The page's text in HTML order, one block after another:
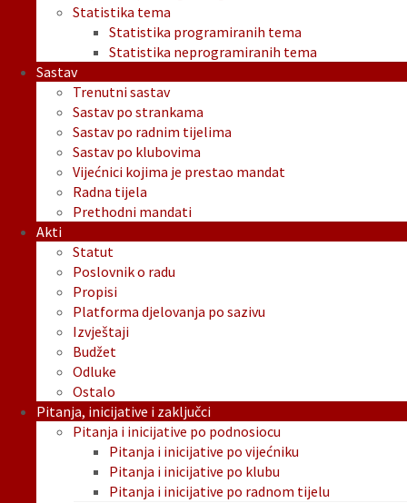
Statistika tema
Statistika programiranih tema
Statistika neprogramiranih tema
Sastav
Trenutni sastav
Sastav po strankama
Sastav po radnim tijelima
Sastav po klubovima
Vijećnici kojima je prestao mandat
Radna tijela
Prethodni mandati
Akti
Statut
Poslovnik o radu
Propisi
Platforma djelovanja po sazivu
Izvještaji
Budžet
Odluke
Ostalo
Pitanja, inicijative i zaključci
Pitanja i inicijative po podnosiocu
Pitanja i inicijative po vijećniku
Pitanja i inicijative po klubu
Pitanja i inicijative po radnom tijelu